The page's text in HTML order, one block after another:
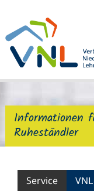
Informationen
Ruheständler
Service